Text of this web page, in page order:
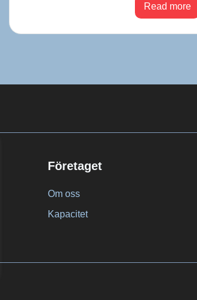
Read more
Företaget
Om oss
Kapacitet